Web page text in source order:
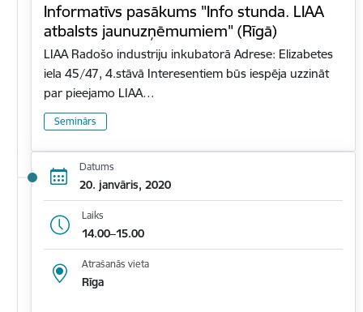
Informatīvs pasākums "Info stunda. LIAA
atbalsts jaunuzņēmumiem" (Rīgā)
LIAA Radošo industriju inkubatorā Adrese: Elizabetes
iela 45/47, 4.stāvā Interesentiem būs iespēja uzzināt
par pieejamo LIAA…
Seminārs
Datums
20. janvāris, 2020
Laiks
14.00–15.00
Atrašanās vieta
Rīga